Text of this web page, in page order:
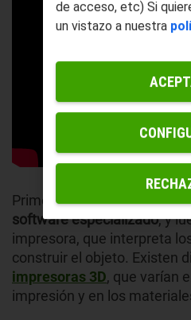
Primero,se diseña un
software especializado, y
impresora, que interpreta
construir el objeto. Existen
impresoras 3D, que varían
impresión y en los
de acceso, etc) Si
un vistazo a nuestra